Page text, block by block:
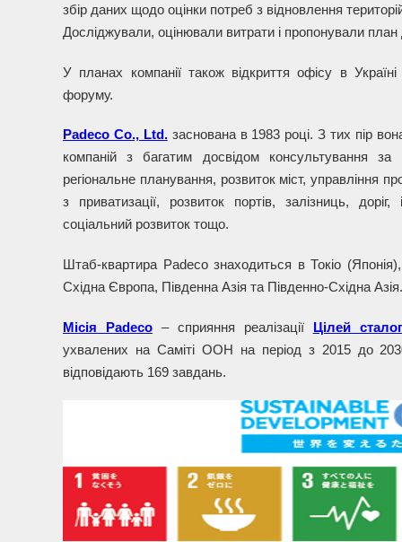
збір даних щодо оцінки потреб з відновлення
Досліджували, оцінювали витрати і пропонували план
У планах компанії також відкриття офісу в Україні
форуму.
Padeco Co., Ltd.заснована в 1983 році. З тих пір
компаній з багатим досвідом консультування
регіональне планування, розвиток міст, управління
з приватизації, розвиток портів, залізниць, доріг,
соціальний розвиток тощо.
Штаб-квартира Padeco знаходиться в Токіо
Східна Європа, Південна Азія та Південно-Східна Азія.
Місія Padeco– сприяння реалізації Цілей
ухвалених на Саміті ООН на період з 2015 до
відповідають 169 завдань.